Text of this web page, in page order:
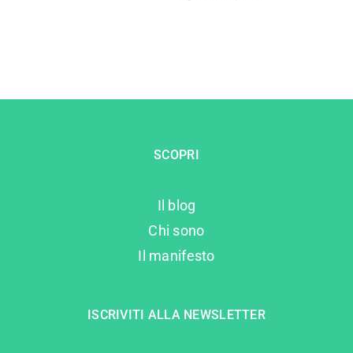
SCOPRI
Il blog
Chi sono
Il manifesto
ISCRIVITI ALLA NEWSLETTER